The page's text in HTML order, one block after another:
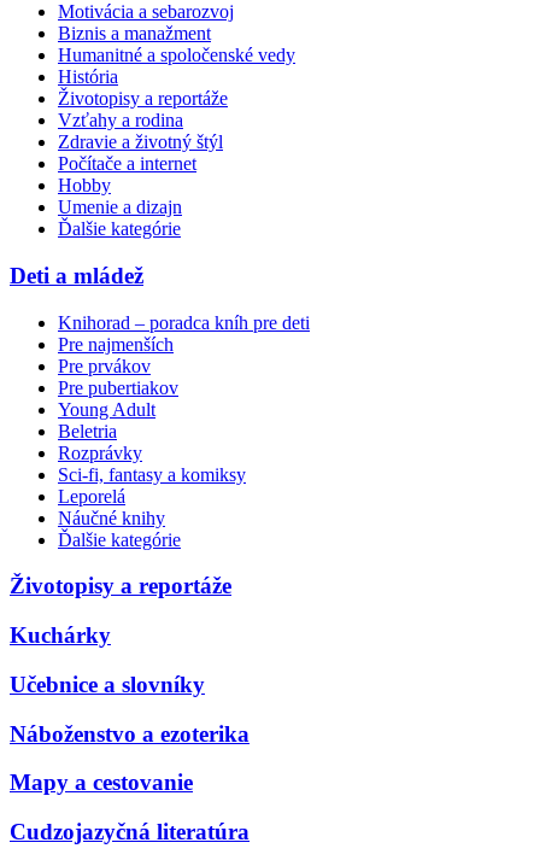
Motivácia a sebarozvoj
Biznis a manažment
Humanitné a spoločenské vedy
História
Životopisy a reportáže
Vzťahy a rodina
Zdravie a životný štýl
Počítače a internet
Hobby
Umenie a dizajn
Ďalšie kategórie
Deti a mládež
Knihorad – poradca kníh pre deti
Pre najmenších
Pre prvákov
Pre pubertiakov
Young Adult
Beletria
Rozprávky
Sci-fi, fantasy a komiksy
Leporelá
Náučné knihy
Ďalšie kategórie
Životopisy a reportáže
Kuchárky
Učebnice a slovníky
Náboženstvo a ezoterika
Mapy a cestovanie
Cudzojazyčná literatúra